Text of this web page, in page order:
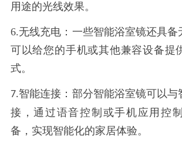
用途的光线效果。
6.无线充电：一些智能浴室镜还具备
可以给您的手机或其他兼容设备提
式。
7.智能连接：部分智能浴室镜可以与
接，通过语音控制或手机应用控
备，实现智能化的家居体验。